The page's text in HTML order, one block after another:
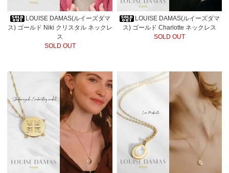
LOUISE DAMAS(ルイーズダマ
ス) ゴールド Niki クリスタル ネックレ
ス
SOLD OUT
LOUISE DAMAS(ルイーズダマ
ス) ゴールド Charlotte ネックレス
SOLD OUT